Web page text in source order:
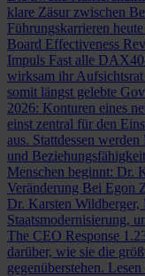
klare Zäsur zwischen
Führungskarrieren
Board Effectiveness
Impuls Fast alle
wirksam ihr
somit längst gelebte
2026: Konturen eines
einst zentral für den
aus. Stattdessen
und
Menschen beginnt: Dr.
Veränderung Bei Egon
Dr. Karsten
Staatsmodernisierung,
The CEO Response
darüber, wie sie die
gegenüberstehen.